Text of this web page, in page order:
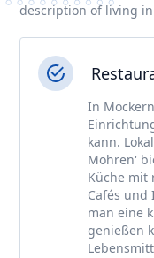
description of living
In
kann.
Mohren'
Küche mit
Cafés und
man eine
genießen